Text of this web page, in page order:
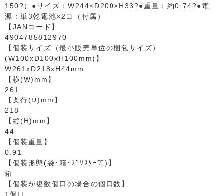
150?）●サイズ：W244×D200×H33?●重量：約0.74?●電
源：単3乾電池×2コ（付属）
【JANコード】
4904785812970
【個装サイズ（最小販売単位の梱包サイズ）
(W100xD100xH100mm)】
W261xD218xH44mm
【横(W)mm】
261
【奥行(D)mm】
218
【縦(H)mm】
44
【個装重量】
0.91
【個装形態(袋･箱･ﾌﾞﾘｽﾀｰ等)】
箱
【個装が複数個口の場合の個口数】
1個口